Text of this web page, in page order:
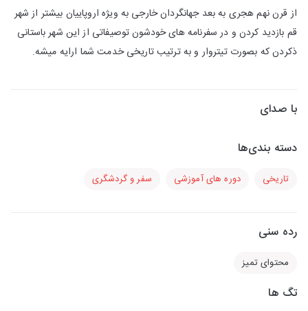
از قرن نهم هجری به بعد جهانگردان خارجی به ویژه اروپاییان بیشتر از شهر
قم بازدید کردن و در سفرنامه های خودشون توصیفاتی از این شهر باستانی
ذکردن که بصورت تیتروار و به ترتیب تاریخی خدمت شما ارایه میشه.
با صدای
دسته بندی‌ها
تاریخی دوره های آموزشی سفر و گردشگری
رده سنی
محتوای تمیز
تگ ها